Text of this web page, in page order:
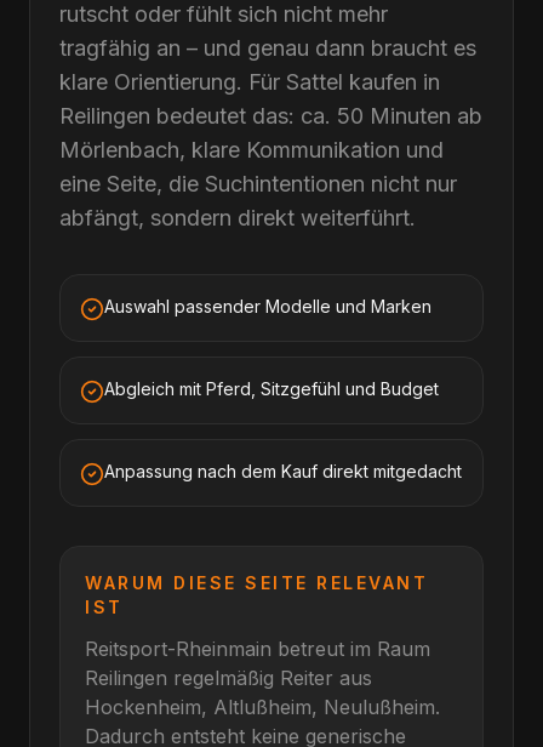
rutscht oder fühlt sich nicht mehr
tragfähig an – und genau dann braucht es
klare Orientierung. Für Sattel kaufen in
Reilingen bedeutet das: ca. 50 Minuten ab
Mörlenbach, klare Kommunikation und
eine Seite, die Suchintentionen nicht nur
abfängt, sondern direkt weiterführt.
Auswahl passender Modelle und Marken
Abgleich mit Pferd, Sitzgefühl und Budget
Anpassung nach dem Kauf direkt mitgedacht
WARUM DIESE SEITE RELEVANT
IST
Reitsport-Rheinmain betreut im Raum
Reilingen regelmäßig Reiter aus
Hockenheim, Altlußheim, Neulußheim.
Dadurch entsteht keine generische